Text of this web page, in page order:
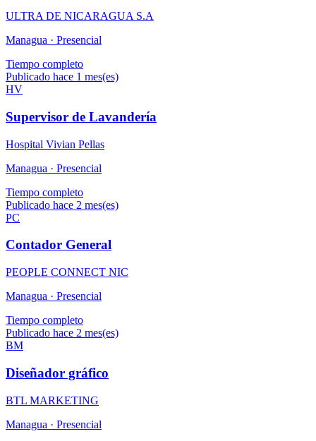
ULTRA DE NICARAGUA S.A
Managua · Presencial
Tiempo completo
Publicado hace 1 mes(es)
HV
Supervisor de Lavandería
Hospital Vivian Pellas
Managua · Presencial
Tiempo completo
Publicado hace 2 mes(es)
PC
Contador General
PEOPLE CONNECT NIC
Managua · Presencial
Tiempo completo
Publicado hace 2 mes(es)
BM
Diseñador gráfico
BTL MARKETING
Managua · Presencial